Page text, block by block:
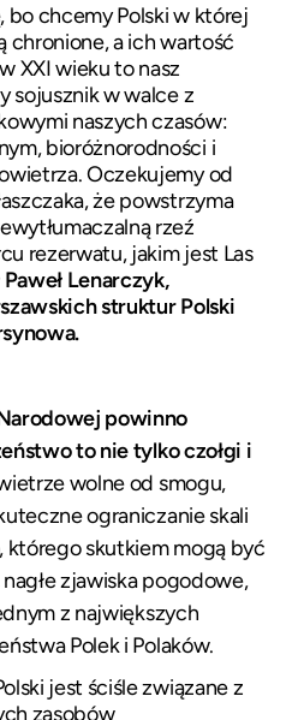
bo chcemy Polski w której
chronione, a ich wartość
XXI wieku to nasz
sojusznik w walce z
naszych czasów:
bioróżnorodności i
Oczekujemy od
że powstrzyma
rzeź
rezerwatu, jakim jest Las
Lenarczyk,
struktur Polski
powinno
to nie tylko czołgi i
wolne od smogu,
ograniczanie skali
którego skutkiem mogą być
zjawiska pogodowe,
z największych
Polek i Polaków.
jest ściśle związane z
zasobów